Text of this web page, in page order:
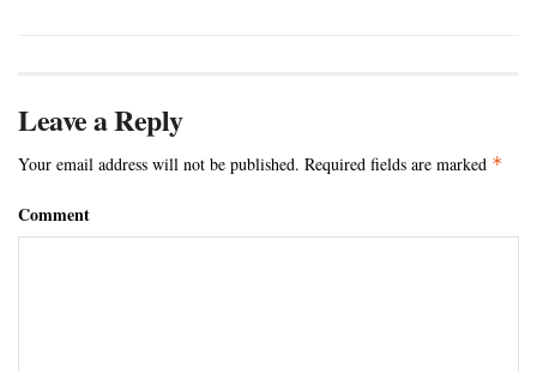
Leave a Reply
Your email address will not be published. Required fields are marked *
Comment